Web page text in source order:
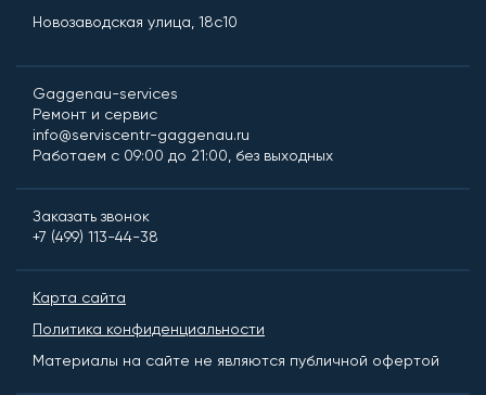
Новозаводская улица, 18с10
Gaggenau-services
Ремонт и сервис
info@serviscentr-gaggenau.ru
Работаем с 09:00 до 21:00, без выходных
Заказать звонок
+7 (499) 113-44-38
Карта сайта
Политика конфиденциальности
Материалы на сайте не являются публичной офертой